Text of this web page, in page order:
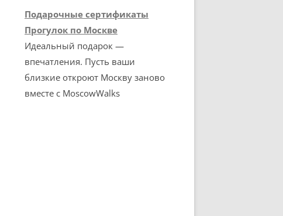
Подарочные сертификаты
Прогулок по Москве
Идеальный подарок —
впечатления. Пусть ваши
близкие откроют Москву заново
вместе с MoscowWalks